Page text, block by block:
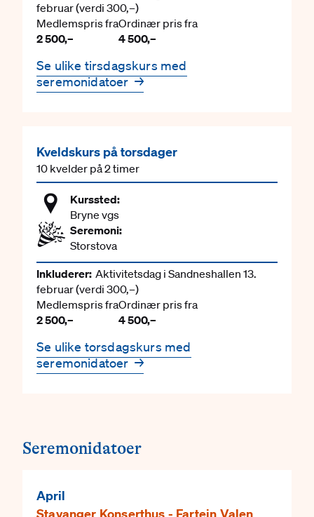
februar(verdi 300,–)
Medlemspris fra
2 500,–
Ordinær pris fra
4 500,–
Se ulike tirsdagskurs med
seremonidatoer→
Kveldskurs på torsdager
10 kvelder på 2 timer
Kurssted:
Bryne vgs
Seremoni:
Storstova
Inkluderer: Aktivitetsdag i Sandneshallen 13.
februar(verdi 300,–)
Medlemspris fra
2 500,–
Ordinær pris fra
4 500,–
Se ulike torsdagskurs med
seremonidatoer→
Seremonidatoer
April